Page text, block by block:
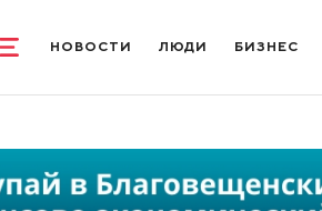
НОВОСТИ ЛЮДИ БИЗНЕС